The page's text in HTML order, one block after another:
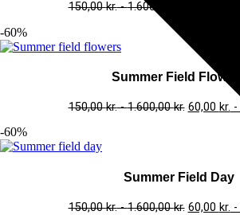
150,00kr.-1.600,00
-60%
Summer Field Flowers
150,00kr.-1.600,00kr. 60,00 kr. -
-60%
Summer Field Day
150,00kr.-1.600,00kr. 60,00 kr. -